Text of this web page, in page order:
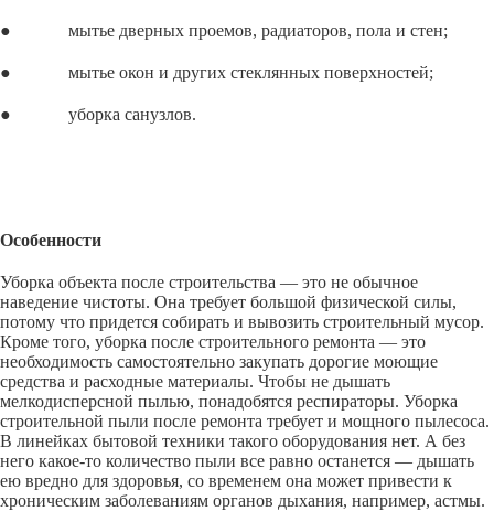
● мытье дверных проемов, радиаторов, пола и стен;
● мытье окон и других стеклянных поверхностей;
● уборка санузлов.
Особенности
Уборка объекта после строительства — это не обычное
наведение чистоты. Она требует большой физической силы,
потому что придется собирать и вывозить строительный мусор.
Кроме того, уборка после строительного ремонта — это
необходимость самостоятельно закупать дорогие моющие
средства и расходные материалы. Чтобы не дышать
мелкодисперсной пылью, понадобятся респираторы. Уборка
строительной пыли после ремонта требует и мощного пылесоса.
В линейках бытовой техники такого оборудования нет. А без
него какое-то количество пыли все равно останется — дышать
ею вредно для здоровья, со временем она может привести к
хроническим заболеваниям органов дыхания, например, астмы.